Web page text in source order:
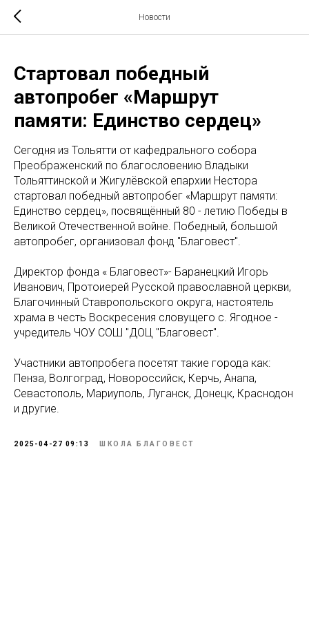
Новости
Cтартовал победный
автопробег «Маршрут
памяти: Единство сердец»
Сегодня из Тольятти от кафедрального собора
Преображенский по благословению Владыки
Тольяттинской и Жигулёвской епархии Нестора
стартовал победный автопробег «Маршрут памяти:
Единство сердец», посвящённый 80 - летию Победы в
Великой Отечественной войне. Победный, большой
автопробег, организовал фонд "Благовест".
Директор фонда « Благовест»- Баранецкий Игорь
Иванович, Протоиерей Русской православной церкви,
Благочинный Ставропольского округа, настоятель
храма в честь Воскресения словущего с. Ягодное -
учредитель ЧОУ СОШ "ДОЦ "Благовест".
Участники автопробега посетят такие города как:
Пенза, Волгоград, Новороссийск, Керчь, Анапа,
Севастополь, Мариуполь, Луганск, Донецк, Краснодон
и другие.
2025-04-27 09:13 ШКОЛА БЛАГОВЕСТ